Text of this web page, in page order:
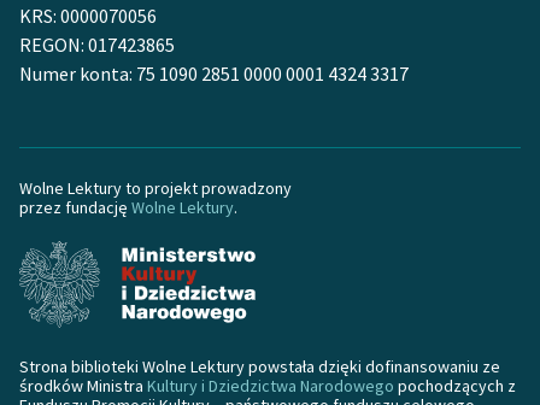
KRS: 0000070056
REGON: 017423865
Numer konta: 75 1090 2851 0000 0001 4324 3317
Wolne Lektury to projekt prowadzony
przez fundację Wolne Lektury.
Strona biblioteki Wolne Lektury powstała dzięki dofinansowaniu ze
środków Ministra Kultury i Dziedzictwa Narodowego pochodzących z